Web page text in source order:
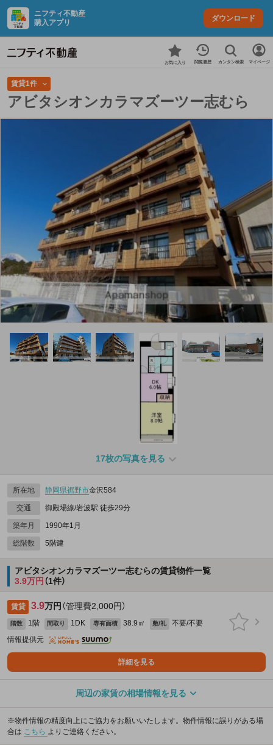
ニフティ不動産
購入アプリ
ダウンロード
お気に入り 閲覧履歴 カンタン検索 マイページ
賃貸1件
アビタシオンカラマズーツー志むら
17枚の写真を見る
所在地 静岡県裾野市金沢584
交通 御殿場線/岩波駅 徒歩29分
築年月 1990年1月
総階数 5階建
アビタシオンカラマズーツー志むらの賃貸物件一覧
3.9万円 （1件）
賃貸 3.9万円 （管理費2,000円）
階数 1階 間取り 1DK 専有面積 38.9㎡ 敷/礼
不要/不要
情報提供元
詳細を見る
周辺の家賃の相場情報を見る
※物件情報の精度向上にご協力をお願いいたします。物件情報に誤りがある場
合は こちら よりご連絡ください。